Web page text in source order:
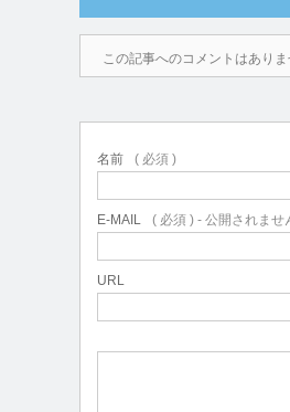
この記事へのコメントはありま
名前 ( 必須 )
E-MAIL ( 必須 ) - 公開されませ
URL